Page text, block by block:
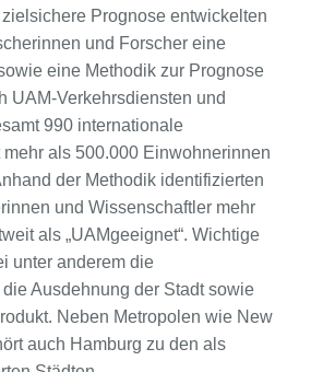
Prognose entwickelten
und Forscher eine
eine Methodik zur Prognose
UAM-Verkehrsdiensten und
990 internationale
als 500.000 Einwohnerinnen
der Methodik identifizierten
und Wissenschaftler mehr
als „UAMgeeignet“. Wichtige
unter anderem die
Ausdehnung der Stadt sowie
Neben Metropolen wie New
auch Hamburg zu den als